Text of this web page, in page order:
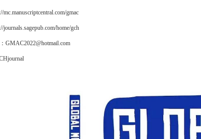
mc.manuscriptcentral.com/gmac
journals.sagepub.com/home/gch
GMAC2022@hotmail.com